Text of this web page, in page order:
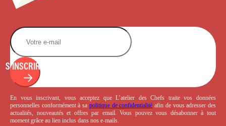
S'INSCRIRE
En vous inscrivant, vous acceptez que L’atelier des Chefs traite vos données
personnelles conformément à sa politique de confidentialité afin de vous adresser des
actualités, nouveautés et offres par email. Vous pouvez vous désabonner à tout
moment grâce au lien inclus dans nos e-mails.